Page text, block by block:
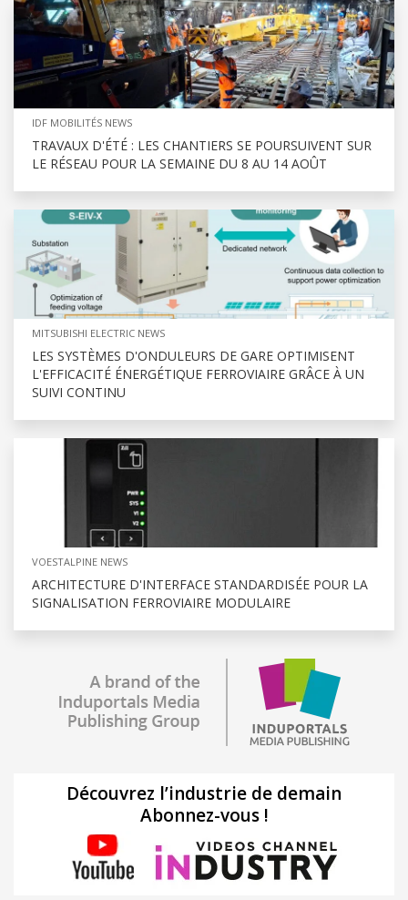
IDF MOBILITÉS NEWS
TRAVAUX D'ÉTÉ : LES CHANTIERS SE POURSUIVENT SUR
LE RÉSEAU POUR LA SEMAINE DU 8 AU 14 AOÛT
MITSUBISHI ELECTRIC NEWS
LES SYSTÈMES D'ONDULEURS DE GARE OPTIMISENT
L'EFFICACITÉ ÉNERGÉTIQUE FERROVIAIRE GRÂCE À UN
SUIVI CONTINU
VOESTALPINE NEWS
ARCHITECTURE D'INTERFACE STANDARDISÉE POUR LA
SIGNALISATION FERROVIAIRE MODULAIRE
Découvrez l’industrie de demain
Abonnez-vous !